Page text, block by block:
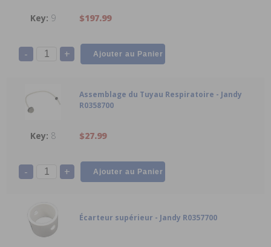
9 $197.99
- +
Assemblage du Tuyau Respiratoire - Jandy
R0358700
8 $27.99
- +
Écarteur supérieur - Jandy R0357700